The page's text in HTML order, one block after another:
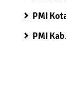
PMI
PMI